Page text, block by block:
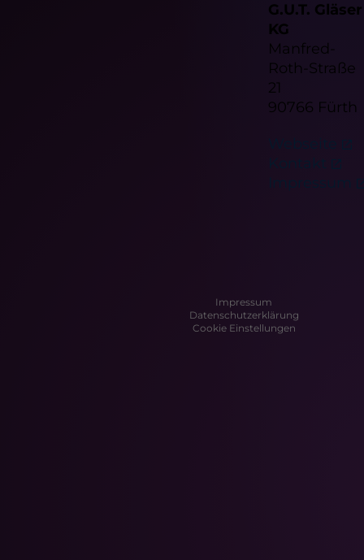
G.U.T. Gläser
KG
Manfred-
Roth-Straße
21
90766 Fürth
Impressum
Datenschutzerklärung
Cookie Einstellungen